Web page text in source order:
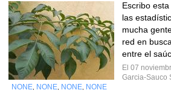
Escribo
las
mucha
red en
entre el
El 07
Garcia-Sauco
NONE NONE NONE NONE